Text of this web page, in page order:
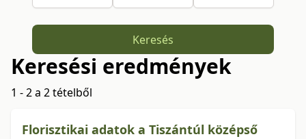
Keresés
Keresési eredmények
1 - 2 a 2 tételből
Florisztikai adatok a Tiszántúl középső